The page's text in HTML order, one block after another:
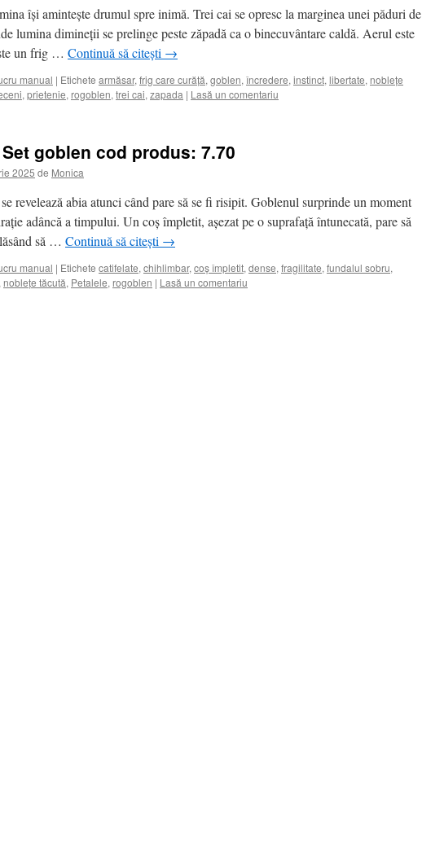
își amintește drumul spre inimă. Trei cai se opresc la marginea unei păduri de
lumina dimineții se prelinge peste zăpadă ca o binecuvântare caldă. Aerul este
un frig … Continuă să citești →
manual | Etichete armăsar, frig care curăță, goblen, încredere, instinct, libertate, noblețe
, prietenie, rogoblen, trei cai, zapada | Lasă un comentariu
goblen cod produs: 7.70
2025 de Monica
revelează abia atunci când pare să se fi risipit. Goblenul surprinde un moment
adâncă a timpului. Un coș împletit, așezat pe o suprafață întunecată, pare să
să … Continuă să citești →
manual | Etichete catifelate, chihlimbar, coș împletit, dense, fragilitate, fundalul sobru,
noblețe tăcută, Petalele, rogoblen | Lasă un comentariu